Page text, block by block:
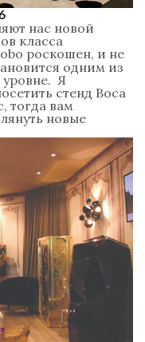
нас новой
класса
роскошен, и не
одним из
Я
стенд Boca
тогда вам
новые